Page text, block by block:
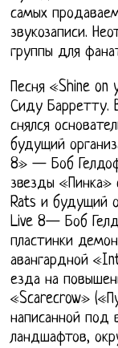
самых
звукозаписи.
группы для
Песня «Shine on
Сиду Барретту.
снялся
будущий
8» — Боб
звезды «Пинка»
Rats и будущий
Live 8— Боб
пластинки
авангардной
езда на
«Scarecrow»
написанной под
ландшафтов,